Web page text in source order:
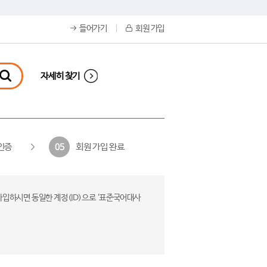
들어가기 회원 가입
자세히 찾기
증 05 회원 가입 완료
하시면 동일한 계정(ID)으로 ‘표준국어대사